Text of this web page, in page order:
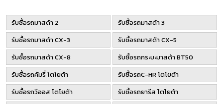
รับซื้อรถมาสด้า 2
รับซื้อรถมาสด้า 3
รับซื้อรถมาสด้า CX-3
รับซื้อรถมาสด้า CX-5
รับซื้อรถมาสด้า CX-8
รับซื้อรถกระบะมาสด้า BT50
รับซื้อรถคัมรี่ โตโยต้า
รับซื้อรถC-HR โตโยต้า
รับซื้อรถวีออส โตโยต้า
รับซื้อรถยารีส โตโยต้า